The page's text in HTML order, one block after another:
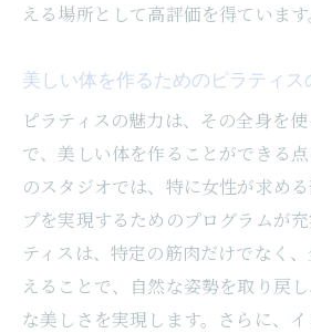
える場所として高評価を得ています
美しい体を作るためのピラティス
ピラティスの魅力は、その全身を
で、美しい体を作ることができる
のスタジオでは、特に女性が求め
プを実現するためのプログラムが
ティスは、特定の筋肉だけでなく
えることで、自然な姿勢を取り戻
な美しさを実現します。さらに、